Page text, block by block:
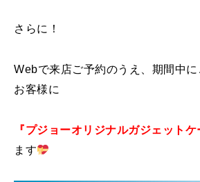
さらに！
Webで来店ご予約のうえ、期間中
お客様に
『プジョーオリジナルガジェットケ
ます